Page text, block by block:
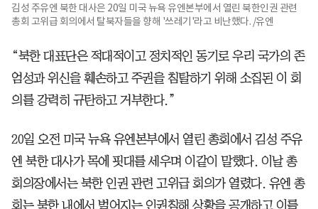
김성 주유엔 북한 대사은 20일 미국 뉴욕 유엔본부에서 열린 북한인권 관련
총회 고위급 회의에서 탈북자들을 향해 '쓰레기'라고 비난했다. /유엔
“북한 대표단은 적대적이고 정치적인 동기로 우리 국가의 존
엄성과 위신을 훼손하고 주권을 침탈하기 위해 소집된 이 회
의를 강력히 규탄하고 거부한다.”
20일 오전 미국 뉴욕 유엔본부에서 열린 총회에서 김성 주유
엔 북한 대사가 목에 핏대를 세우며 이같이 말했다. 이날 총
회의장에서는 북한 인권 관련 고위급 회의가 열렸다. 유엔 총
회는 북한 내에서 벌어지는 인권침해 상황을 공개하고 이를